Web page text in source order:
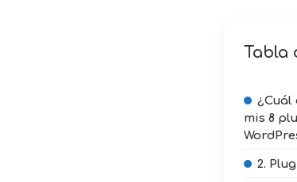
Tabla
¿Cuál
mis 8
2.